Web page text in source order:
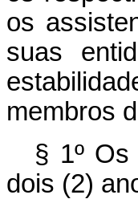
os
suas
membros
§ 1º
dois (2)